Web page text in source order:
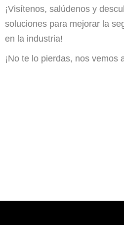
¡Visítenos, salúdenos y
soluciones para mejorar la
en la industria!
¡No te lo pierdas, nos vemos